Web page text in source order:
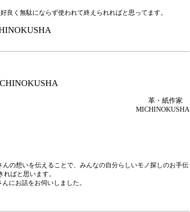
良く無駄にならず使われて終えられればと思ってます。
革・紙作家
MICHINOKUSHA
んの想いを伝えることで、みんなの自分らしいモノ探しのお手伝
ればと思います。
にお話をお伺いしました。